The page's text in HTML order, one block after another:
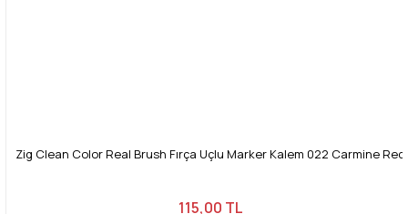
Zig Clean Color Real Brush Fırça Uçlu Marker Kalem 022 Carmine Red
115,00 TL